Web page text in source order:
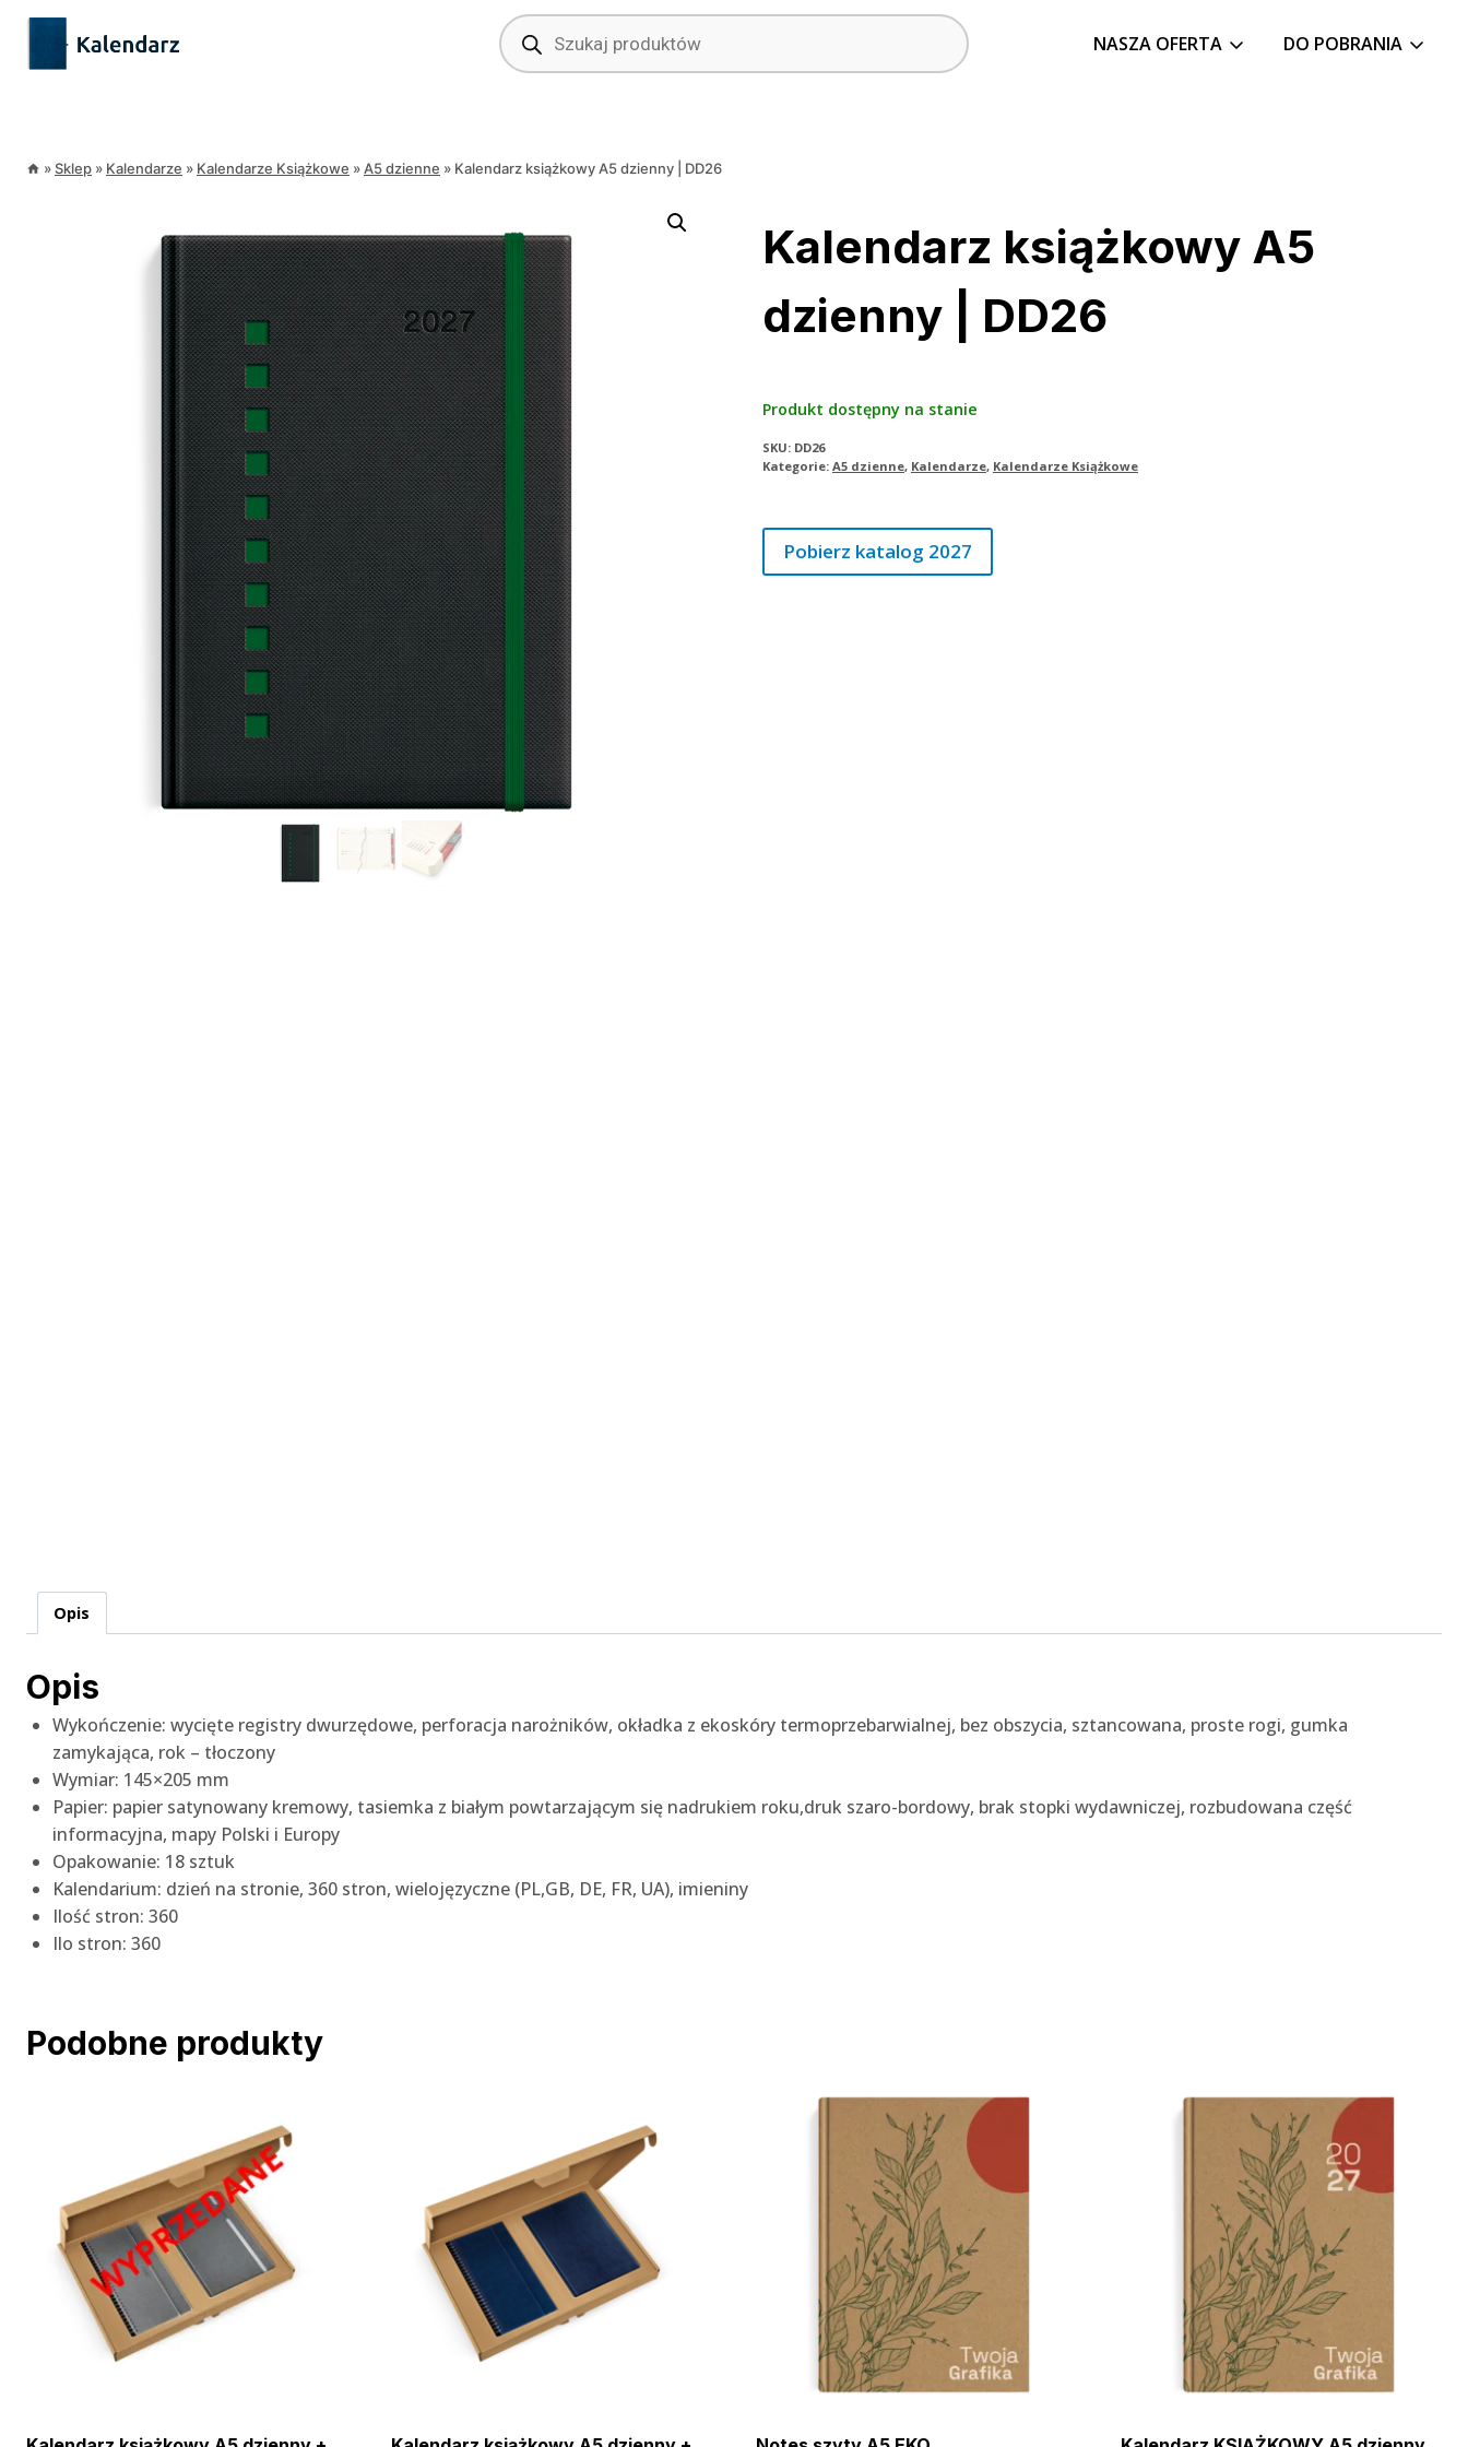
treści
Przejdź
treści
Wyszukiwarka
produktów NASZA OFERTA DO POBRANIA
»Sklep » Kalendarze » Kalendarze Książkowe »A5 dzienne » Kalendarz książkowy A5 dzienny | DD26
Kalendarz książkowy A5
dzienny | DD26
Produkt dostępny na stanie
SKU: DD26
Kategorie: A5 dzienne, Kalendarze, Kalendarze Książkowe
Pobierz katalog 2027
Opis
Opis
Wykończenie: wycięte registry dwurzędowe, perforacja narożników, okładka z ekoskóry termoprzebarwialnej, bez obszycia, sztancowana, proste rogi, gumka
zamykająca, rok – tłoczony
Wymiar: 145×205 mm
Papier: papier satynowany kremowy, tasiemka z białym powtarzającym się nadrukiem roku,druk szaro-bordowy, brak stopki wydawniczej, rozbudowana część
informacyjna, mapy Polski i Europy
Opakowanie: 18 sztuk
Kalendarium: dzień na stronie, 360 stron, wielojęzyczne (PL,GB, DE, FR, UA), imieniny
Ilość stron: 360
Ilo stron: 360
Podobne produkty